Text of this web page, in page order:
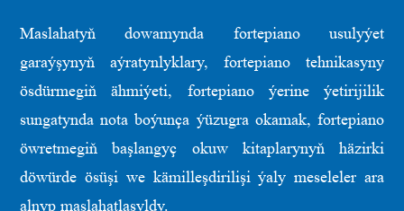
Maslahatyň dowamynda fortepiano usulyýet
garaýşynyň aýratynlyklary, fortepiano tehnikasyny
ösdürmegiň ähmiýeti, fortepiano ýerine ýetirijilik
sungatynda nota boýunça ýüzugra okamak, fortepiano
öwretmegiň başlangyç okuw kitaplarynyň häzirki
döwürde ösüşi we kämilleşdirilişi ýaly meseleler ara
alnyp maslahatlaşyldy.